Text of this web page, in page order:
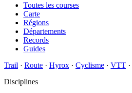
Toutes les courses
Carte
Régions
Départements
Records
Guides
Trail · Route · Hyrox · Cyclisme · VTT ·
Disciplines